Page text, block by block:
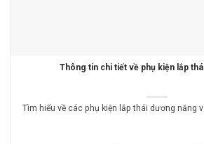
Thông tin chi tiết về phụ kiện lắp
Tìm hiểu về các phụ kiện lắp thái dương năng